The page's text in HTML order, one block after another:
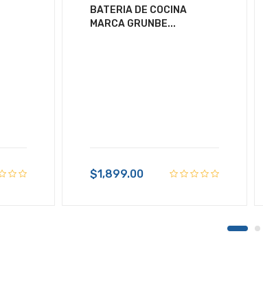
CAMARA IMOU
EXTERIOR / IPC-
BATERIA DE COCINA
MARCA GRUNBE...
$1,899.00